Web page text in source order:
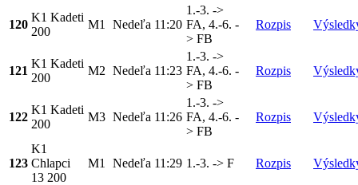
120
K1 Kadeti
200
M1 Nedeľa 11:20
1.-3. ->
FA, 4.-6. -
> FB
Rozpis
121
K1 Kadeti
200
M2 Nedeľa 11:23
1.-3. ->
FA, 4.-6. -
> FB
Rozpis
122
K1 Kadeti
200
M3 Nedeľa 11:26
1.-3. ->
FA, 4.-6. -
> FB
Rozpis
123
K1
Chlapci
13 200
M1 Nedeľa 11:29 1.-3. -> F Rozpis